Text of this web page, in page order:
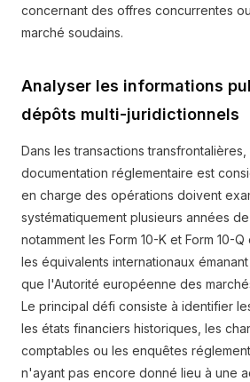
concernant des offres concurrentes
marché soudains.
Analyser les informations
dépôts multi-juridictionnels
Dans les transactions
documentation réglementaire est
en charge des opérations doivent
systématiquement plusieurs années
notamment les Form 10-K et Form 10-
les équivalents internationaux
que l'Autorité européenne des
Le principal défi consiste à identifier
les états financiers historiques, les
comptables ou les enquêtes
n'ayant pas encore donné lieu à une